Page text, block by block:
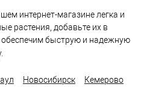
интернет-магазине легка и
растения, добавьте их в
быструю и надежную
Новосибирск
Кемерово